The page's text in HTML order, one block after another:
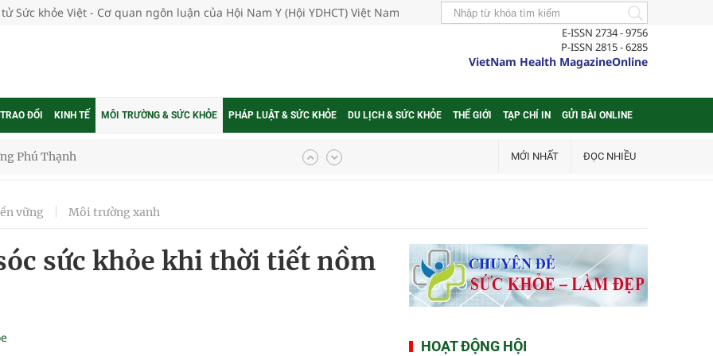
Sức khỏe Việt - Cơ quan ngôn luận của Hội Nam Y (Hội YDHCT) Việt Nam
E-ISSN 2734 - 9756
P-ISSN 2815 - 6285
VietNam Health MagazineOnline
ĐỔI KINH TẾ MÔI TRƯỜNG & SỨC KHỎE PHÁP LUẬT & SỨC KHỎE DU LỊCH & SỨC KHỎE THẾ GIỚI TẠP CHÍ IN GỬI BÀI ONLINE
Phú Thạnh
thuốc
nhiệt độ cao nhất 35 độ
MỚI NHẤT ĐỌC NHIỀU
vững Môi trường xanh
sức khỏe khi thời tiết nồm
HOẠT ĐỘNG HỘI